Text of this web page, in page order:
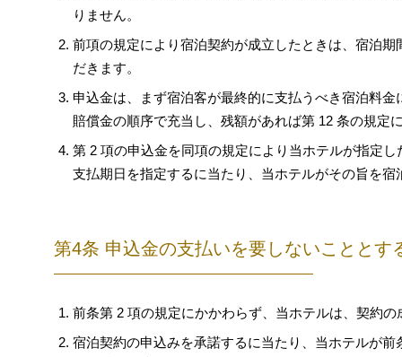
りません。
前項の規定により宿泊契約が成立したときは、宿泊
だきます。
申込金は、まず宿泊客が最終的に支払うべき宿泊料
賠償金の順序で充当し、残額があれば第 12 条の規定
第 2 項の申込金を同項の規定により当ホテルが指定
支払期日を指定するに当たり、当ホテルがその旨を
第4条 申込金の支払いを要しないこととす
前条第 2 項の規定にかかわらず、当ホテルは、契約
宿泊契約の申込みを承諾するに当たり、当ホテルが